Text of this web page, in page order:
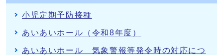
小児定期予防接種
あいあいホール（令和8年度）
あいあいホール 気象警報等発令時の対応につ